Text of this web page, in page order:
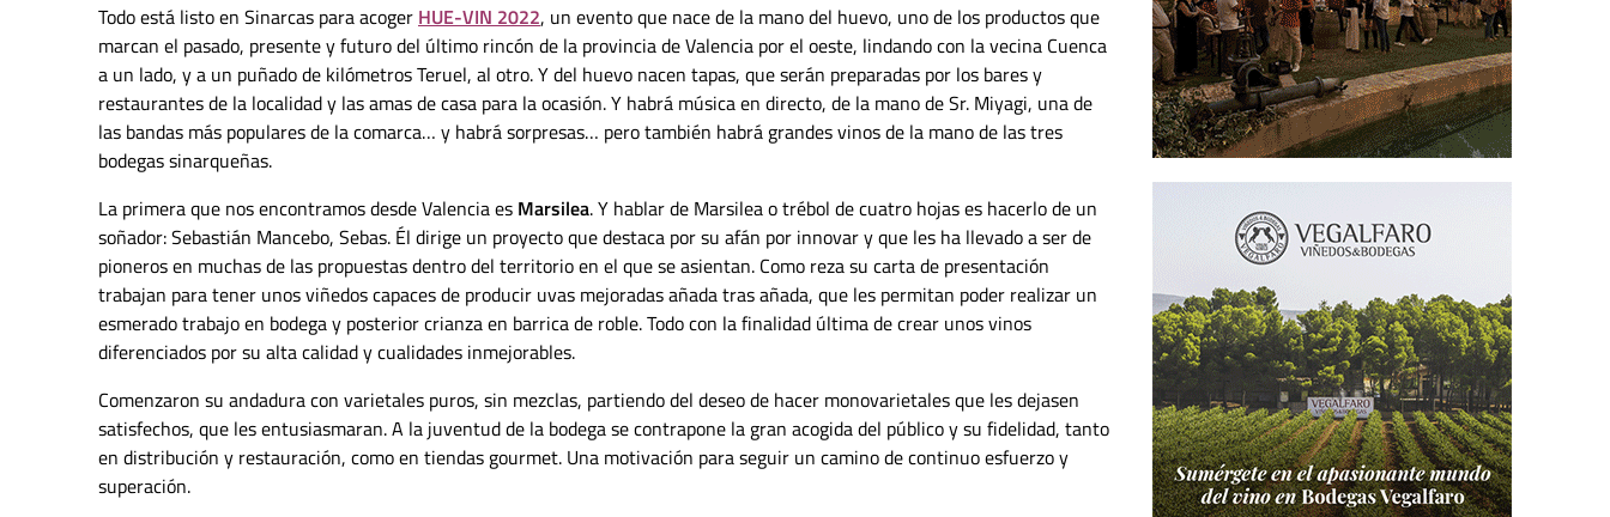
Todo está listo en Sinarcas para acoger HUE-VIN 2022, un evento que nace de la mano del huevo, uno de los productos que
marcan el pasado, presente y futuro del último rincón de la provincia de Valencia por el oeste, lindando con la vecina Cuenca
a un lado, y a un puñado de kilómetros Teruel, al otro. Y del huevo nacen tapas, que serán preparadas por los bares y
restaurantes de la localidad y las amas de casa para la ocasión. Y habrá música en directo, de la mano de Sr. Miyagi, una de
las bandas más populares de la comarca… y habrá sorpresas… pero también habrá grandes vinos de la mano de las tres
bodegas sinarqueñas.
La primera que nos encontramos desde Valencia es Marsilea. Y hablar de Marsilea o trébol de cuatro hojas es hacerlo de un
soñador: Sebastián Mancebo, Sebas. Él dirige un proyecto que destaca por su afán por innovar y que les ha llevado a ser de
pioneros en muchas de las propuestas dentro del territorio en el que se asientan. Como reza su carta de presentación
trabajan para tener unos viñedos capaces de producir uvas mejoradas añada tras añada, que les permitan poder realizar un
esmerado trabajo en bodega y posterior crianza en barrica de roble. Todo con la finalidad última de crear unos vinos
diferenciados por su alta calidad y cualidades inmejorables.
Comenzaron su andadura con varietales puros, sin mezclas, partiendo del deseo de hacer monovarietales que les dejasen
satisfechos, que les entusiasmaran. A la juventud de la bodega se contrapone la gran acogida del público y su fidelidad, tanto
en distribución y restauración, como en tiendas gourmet. Una motivación para seguir un camino de continuo esfuerzo y
superación.